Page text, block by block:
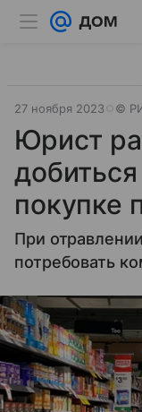
27 ноября 2023 ©
Юрист
покупке
При
потребовать